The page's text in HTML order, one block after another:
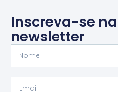
Inscreva-se
newsletter